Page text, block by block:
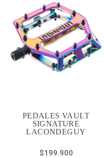
PEDALES VAULT
SIGNATURE
LACONDEGUY
$199.900